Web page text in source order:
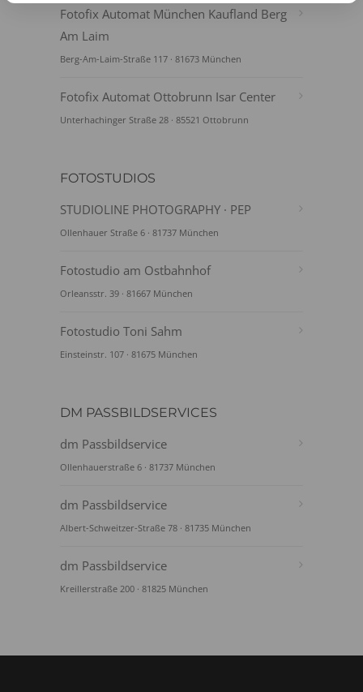
Fotofix Automat München Kaufland Berg
Am Laim
Berg-Am-Laim-Straße 117 · 81673 München
Fotofix Automat Ottobrunn Isar Center
Unterhachinger Straße 28 · 85521 Ottobrunn
FOTOSTUDIOS
STUDIOLINE PHOTOGRAPHY · PEP
Ollenhauer Straße 6 · 81737 München
Fotostudio am Ostbahnhof
Orleansstr. 39 · 81667 München
Fotostudio Toni Sahm
Einsteinstr. 107 · 81675 München
DM PASSBILDSERVICES
dm Passbildservice
Ollenhauerstraße 6 · 81737 München
dm Passbildservice
Albert-Schweitzer-Straße 78 · 81735 München
dm Passbildservice
Kreillerstraße 200 · 81825 München